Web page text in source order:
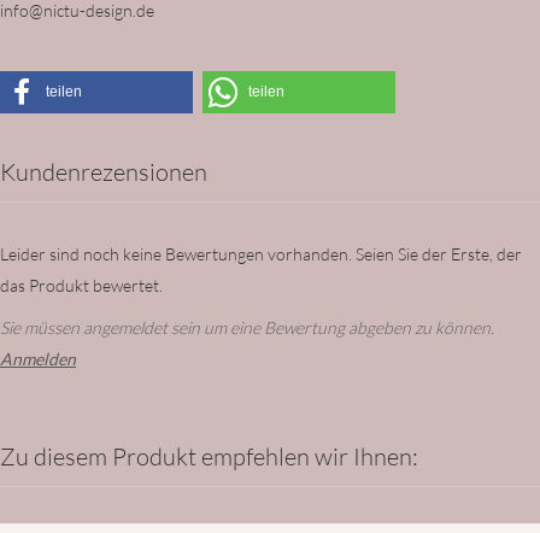
info@nictu-design.de
teilen teilen
Kundenrezensionen
Leider sind noch keine Bewertungen vorhanden. Seien Sie der Erste, der
das Produkt bewertet.
Sie müssen angemeldet sein um eine Bewertung abgeben zu können.
Anmelden
Zu diesem Produkt empfehlen wir Ihnen: